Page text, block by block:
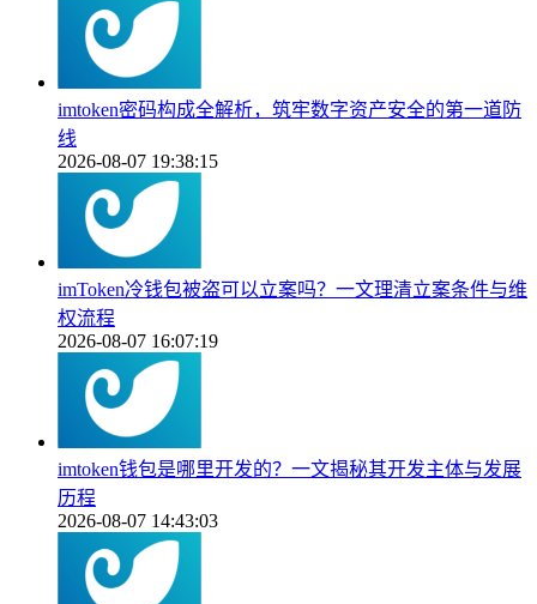
imtoken密码构成全解析，筑牢数字资产安全的第一道防
线
2026-08-07 19:38:15
imToken冷钱包被盗可以立案吗？一文理清立案条件与维
权流程
2026-08-07 16:07:19
imtoken钱包是哪里开发的？一文揭秘其开发主体与发展
历程
2026-08-07 14:43:03